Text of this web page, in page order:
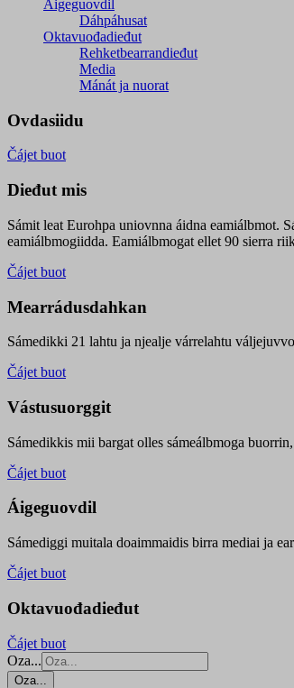
Áigeguovdil
Dáhpáhusat
Oktavuođadieđut
Rehketbearrandieđut
Media
Mánát ja nuorat
Ovdasiidu
Čájet buot
Dieđut mis
Sámit leat Eurohpa uniovnna áidna eamiálbmot.
eamiálbmogiidda. Eamiálbmogat ellet 90 sierra
Čájet buot
Mearrádusdahkan
Sámedikki 21 lahtu ja njealje várrelahtu
Čájet buot
Vástusuorggit
Sámedikkis mii bargat olles sámeálbmoga
Čájet buot
Áigeguovdil
Sámediggi muitala doaimmaidis birra mediai ja
Čájet buot
Oktavuođadieđut
Čájet buot
Oza...
Oza...